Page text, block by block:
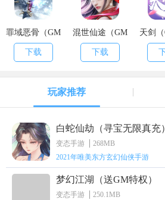
罪域恶骨（GM
版）
下载
混世仙途（GM
版）
下载
天剑（
玩家推荐
白蛇仙劫（寻宝无限真充）
变态手游
268MB
2021年唯美东方玄幻仙侠手游
梦幻江湖（送GM特权）
变态手游
250.1MB